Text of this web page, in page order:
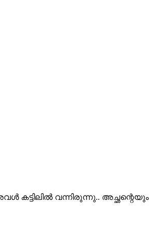
കട്ടിലിൽ വന്നിരുന്നു.. അച്ഛന്റെയും